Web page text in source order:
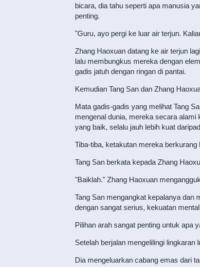
bicara, dia tahu seperti apa manusia
penting.
"Guru, ayo pergi ke luar air terjun.
Zhang Haoxuan datang ke air terjun
lalu membungkus mereka dengan
gadis jatuh dengan ringan di pantai.
Kemudian Tang San dan Zhang
Mata gadis-gadis yang melihat Tang
mengenal dunia, mereka secara
yang baik, selalu jauh lebih kuat
Tiba-tiba, ketakutan mereka
Tang San berkata kepada Zhang
"Baiklah." Zhang Haoxuan
Tang San mengangkat kepalanya dan
dengan sangat serius, kekuatan
Pilihan arah sangat penting untuk apa
Setelah berjalan mengelilingi
Dia mengeluarkan cabang emas dari